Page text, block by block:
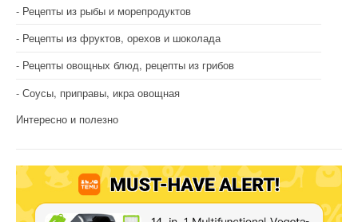
Рецепты из рыбы и морепродуктов
Рецепты из фруктов, орехов и шоколада
Рецепты овощных блюд, рецепты из грибов
Соусы, приправы, икра овощная
Интересно и полезно